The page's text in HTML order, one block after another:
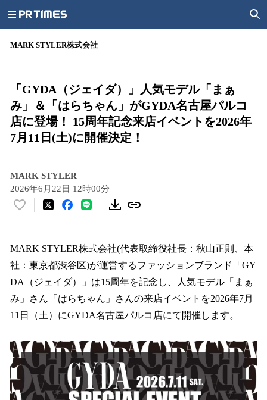
MARK STYLER株式会社
「GYDA（ジェイダ）」人気モデル「まぁ
み」＆「はらちゃん」がGYDA名古屋パルコ
店に登場！ 15周年記念来店イベントを2026年
7月11日(土)に開催決定！
MARK STYLER
2026年6月22日 12時00分
い
！
を
読
み
込
み
で
す
MARK STYLER株式会社(代表取締役社長：秋山正則、本
社：東京都渋谷区)が運営するファッションブランド「GY
DA（ジェイダ）」は15周年を記念し、人気モデル「まぁ
み」さん「はらちゃん」さんの来店イベントを2026年7月
11日（土）にGYDA名古屋パルコ店にて開催します。